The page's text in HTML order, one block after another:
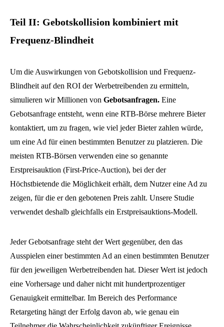
Teil II: Gebotskollision kombiniert mit
Frequenz-Blindheit
Um die Auswirkungen von Gebotskollision und Frequenz-
Blindheit auf den ROI der Werbetreibenden zu ermitteln,
simulieren wir Millionen von Gebotsanfragen. Eine
Gebotsanfrage entsteht, wenn eine RTB-Börse mehrere Bieter
kontaktiert, um zu fragen, wie viel jeder Bieter zahlen würde,
um eine Ad für einen bestimmten Benutzer zu platzieren. Die
meisten RTB-Börsen verwenden eine so genannte
Erstpreisauktion (First-Price-Auction), bei der der
Höchstbietende die Möglichkeit erhält, dem Nutzer eine Ad zu
zeigen, für die er den gebotenen Preis zahlt. Unsere Studie
verwendet deshalb gleichfalls ein Erstpreisauktions-Modell.
Jeder Gebotsanfrage steht der Wert gegenüber, den das
Ausspielen einer bestimmten Ad an einen bestimmten Benutzer
für den jeweiligen Werbetreibenden hat. Dieser Wert ist jedoch
eine Vorhersage und daher nicht mit hundertprozentiger
Genauigkeit ermittelbar. Im Bereich des Performance
Retargeting hängt der Erfolg davon ab, wie genau ein